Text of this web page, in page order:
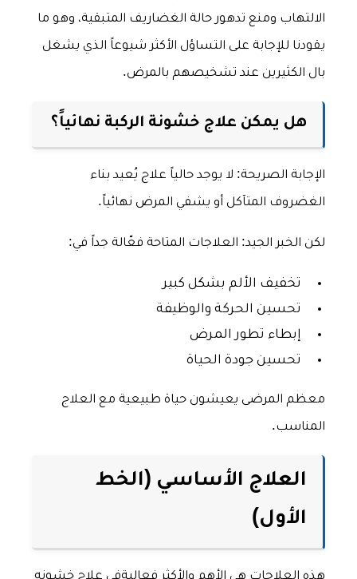
الالتهاب ومنع تدهور حالة الغضاريف المتبقية، وهو ما
يقودنا للإجابة على التساؤل الأكثر شيوعاً الذي يشغل
بال الكثيرين عند تشخيصهم بالمرض.
هل يمكن علاج خشونة الركبة نهائياً؟
الإجابة الصريحة: لا يوجد حالياً علاج يُعيد بناء
الغضروف المتآكل أو يشفي المرض نهائياً.
لكن الخبر الجيد: العلاجات المتاحة فعّالة جداً في:
تخفيف الألم بشكل كبير
تحسين الحركة والوظيفة
إبطاء تطور المرض
تحسين جودة الحياة
معظم المرضى يعيشون حياة طبيعية مع العلاج
المناسب.
العلاج الأساسي (الخط
الأول)